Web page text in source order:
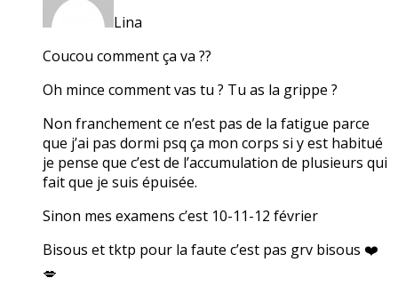
Lina
Coucou comment ça va ??
Oh mince comment vas tu ? Tu as la grippe ?
Non franchement ce n’est pas de la fatigue parce
que j’ai pas dormi psq ça mon corps si y est habitué
je pense que c’est de l’accumulation de plusieurs qui
fait que je suis épuisée.
Sinon mes examens c’est 10-11-12 février
Bisous et tktp pour la faute c’est pas grv bisous ❤️
💋